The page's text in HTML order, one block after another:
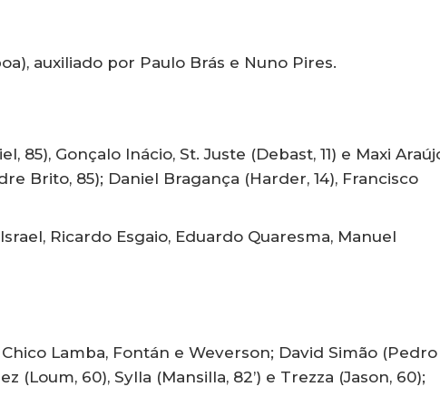
auxiliado por Paulo Brás e Nuno Pires.
85), Gonçalo Inácio, St. Juste (Debast, 11) e Maxi
Brito, 85); Daniel Bragança (Harder, 14), Francisco
Ricardo Esgaio, Eduardo Quaresma, Manuel
Lamba, Fontán e Weverson; David Simão (Pedro
(Loum, 60), Sylla (Mansilla, 82’) e Trezza (Jason, 60);